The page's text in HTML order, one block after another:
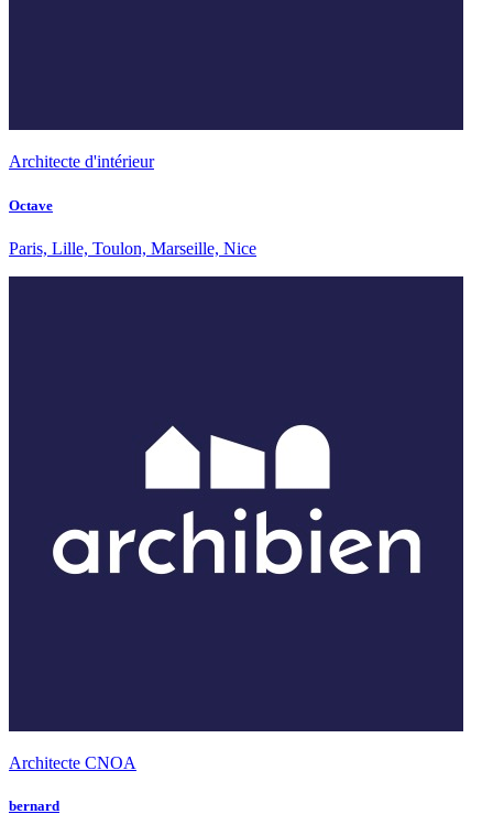
Architecte d'intérieur
Octave
Paris, Lille, Toulon, Marseille, Nice
Architecte CNOA
bernard